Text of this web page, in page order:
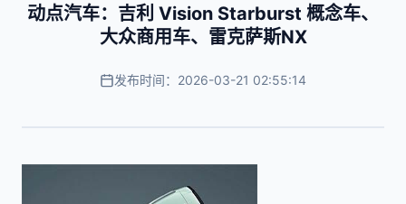
动点汽车：吉利 Vision Starburst 概念车、
大众商用车、雷克萨斯NX
发布时间：2026-03-21 02:55:14